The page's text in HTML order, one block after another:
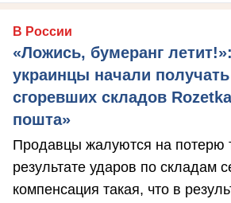
В России
«Ложись, бумеранг
украинцы начали
сгоревших складов
пошта»
Продавцы жалуются на потерю
результате ударов по складам
компенсация такая, что в